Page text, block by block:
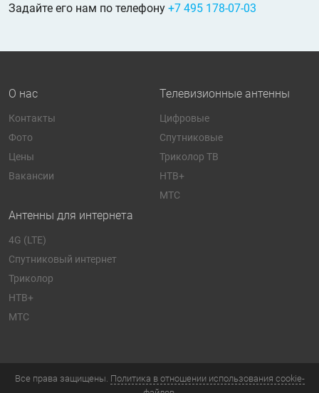
Задайте его нам по телефону +7 495 178-07-03
О нас
Контакты
Фото
Цены
Вакансии
Телевизионные антенны
Цифровые
Спутниковые
Триколор ТВ
НТВ+
МТС
Антенны для интернета
4G (LTE)
Спутниковый интернет
Триколор
НТВ+
МТС
Все права защищены. Политика в отношении использования cookie-